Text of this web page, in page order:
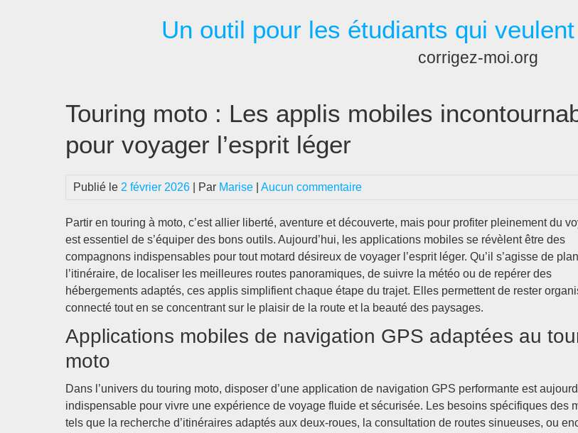
Un outil pour les étudiants qui
corrigez-moi.org
Touring moto : Les applis mobiles
pour voyager l’esprit léger
Publié le 2 février 2026 | Par Marise Aucun commentaire
Partir en touring à moto, c’est allier liberté, aventure et découverte, mais pour profiter pleinement du
est essentiel de s’équiper des bons outils. Aujourd’hui, les applications mobiles se révèlent être des
compagnons indispensables pour tout motard désireux de voyager l’esprit léger. Qu’il s’agisse de
l’itinéraire, de localiser les meilleures routes panoramiques, de suivre la météo ou de repérer des
hébergements adaptés, ces applis simplifient chaque étape du trajet. Elles permettent de rester
connecté tout en se concentrant sur le plaisir de la route et la beauté des paysages.
Applications mobiles de navigation GPS adaptées au
moto
Dans l’univers du touring moto, disposer d’une application de navigation GPS performante est
indispensable pour vivre une expérience de voyage fluide et sécurisée. Les besoins spécifiques des
tels que la recherche d’itinéraires adaptés aux deux-roues, la consultation de routes sinueuses, ou